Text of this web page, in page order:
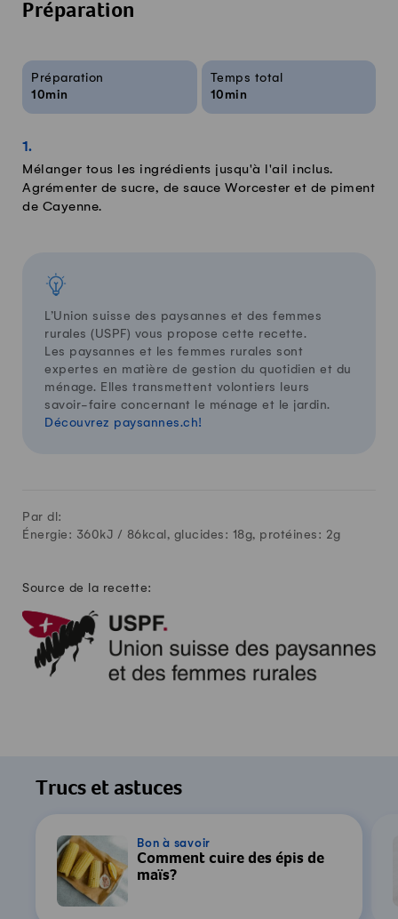
Préparation
Infos sur la recette
Préparation
10min
Temps total
10min
Mélanger tous les ingrédients jusqu'à l'ail inclus.
Agrémenter de sucre, de sauce Worcester et de piment
de Cayenne.
L’Union suisse des paysannes et des femmes
rurales (USPF) vous propose cette recette.
Les paysannes et les femmes rurales sont
expertes en matière de gestion du quotidien et du
ménage. Elles transmettent volontiers leurs
savoir-faire concernant le ménage et le jardin.
Découvrez paysannes.ch!
Par dl:
Énergie: 360kJ / 86 kcal, glucides: 18g, protéines: 2g
Source de la recette:
Trucs et astuces
Bon à savoir
Comment cuire des épis de
maïs?